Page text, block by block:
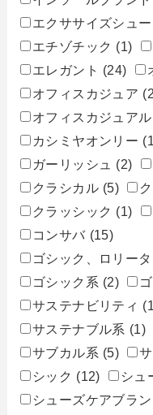
エクササイズシュ
エチゾチック (1)
エレガント (24)
オフィスカジュア
オフィスカジュアル
カシミヤオンリー
ガーリッシュ
(2)
クラシカル (5)
クラッシック (1)
コンサバ (15)
ゴシック、ロリー
ゴシック系 (2)
サステナビリティ
サステナブル系 (1)
サブカル系 (5)
シック (12) シュ
シューズケアブラン